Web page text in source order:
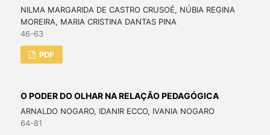
NILMA MARGARIDA DE CASTRO CRUSOÉ, NÚBIA REGINA
MOREIRA, MARIA CRISTINA DANTAS PINA
46-63
PDF
O PODER DO OLHAR NA RELAÇÃO PEDAGÓGICA
ARNALDO NOGARO, IDANIR ECCO, IVANIA NOGARO
64-81